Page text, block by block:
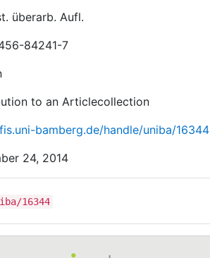
überarb. Aufl.
84241-7
to an Articlecollection
bamberg.de/handle/uniba/16344
24, 2014
16344